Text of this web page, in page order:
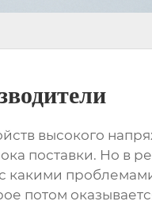
высокого
поставки. Но в
с какими
потом